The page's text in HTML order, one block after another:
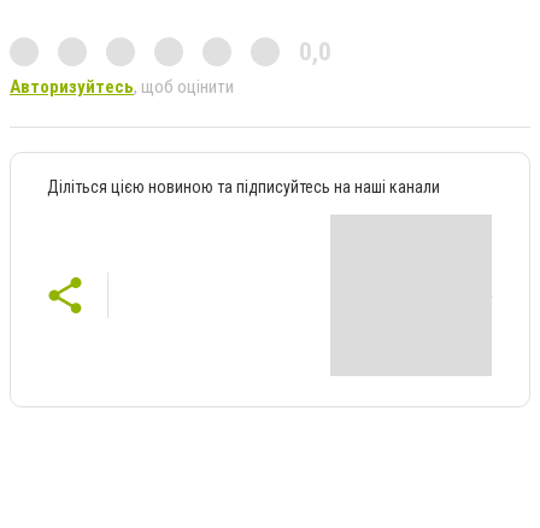
0,0
Авторизуйтесь, щоб оцінити
Діліться цією новиною та підписуйтесь на наші канали